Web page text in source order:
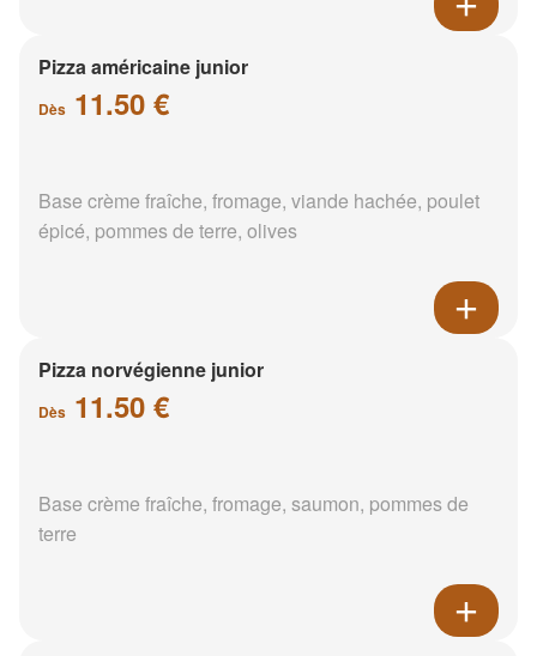
Pizza américaine junior
Dès 11.50 €
Base crème fraîche, fromage, viande hachée, poulet
épicé, pommes de terre, olives
Pizza norvégienne junior
Dès 11.50 €
Base crème fraîche, fromage, saumon, pommes de
terre